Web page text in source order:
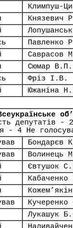
Климпуш-
Князевич
Павленко
Саврасов
Сюмар В.П.
Фріз І.В.
Южаніна
депутатів -
- 4 Не
Бондарєв
Волинець
Євтушок
Лукашук